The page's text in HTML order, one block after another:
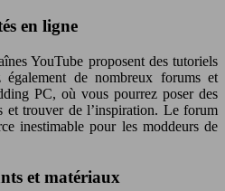
en ligne
YouTube proposent des tutoriels
de nombreux forums et
PC, où vous pourrez poser des
et trouver de l’inspiration. Le forum
inestimable pour les moddeurs de
et matériaux